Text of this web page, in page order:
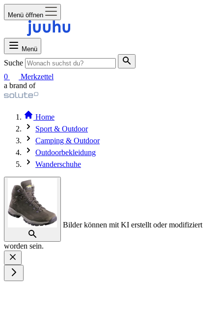
Menü öffnen
Menü
Suche
0
Merkzettel
a brand of
Home
Sport & Outdoor
Camping & Outdoor
Outdoorbekleidung
Wanderschuhe
Bilder können mit KI erstellt oder modifiziert
worden sein.